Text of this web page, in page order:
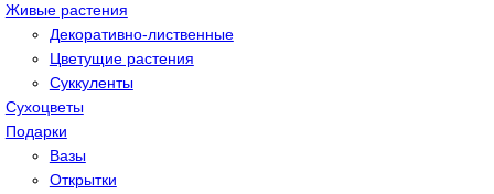
Живые растения
Декоративно-лиственные
Цветущие растения
Суккуленты
Сухоцветы
Подарки
Вазы
Открытки